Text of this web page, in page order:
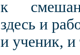
к
здесь и
и ученик, и